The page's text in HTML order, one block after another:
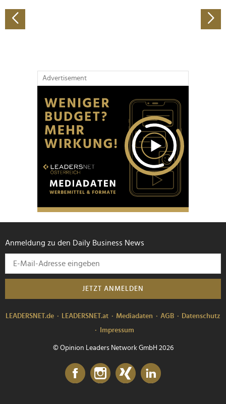
Partner führen diese Informationen möglicherweise mit
weiteren Daten zusammen, die Sie ihnen bereitgestellt
Advertisement
Anmeldung zu den Daily Business News
JETZT ANMELDEN
LEADERSNET.de LEADERSNET.at Mediadaten AGB
Datenschutz
Impressum
© Opinion Leaders Network GmbH 2026